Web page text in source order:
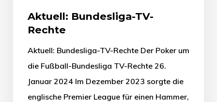
Aktuell: Bundesliga-TV-
Rechte
Aktuell: Bundesliga-TV-Rechte Der Poker um
die Fußball-Bundesliga TV-Rechte 26.
Januar 2024 Im Dezember 2023 sorgte die
englische Premier League für einen Hammer,